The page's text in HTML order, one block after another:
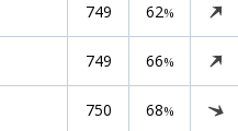
749 62%
749 66%
750 68%